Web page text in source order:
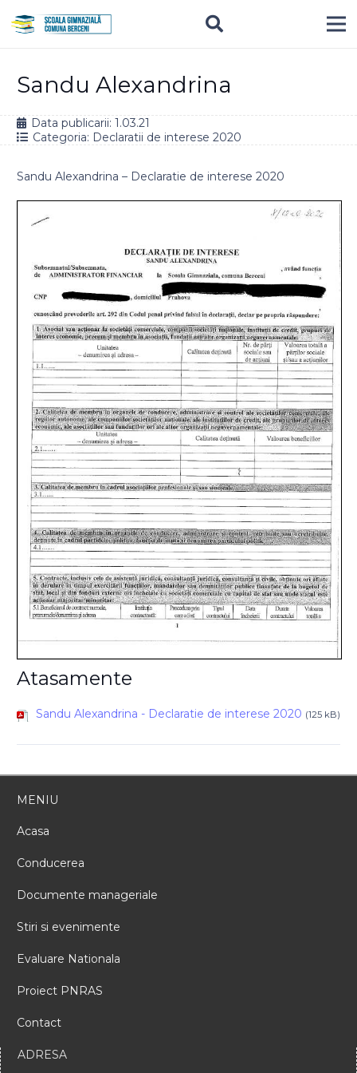
Sandu Alexandrina
Data publicarii: 1.03.21
Categoria: Declaratii de interese 2020
Sandu Alexandrina – Declaratie de interese 2020
Atasamente
Sandu Alexandrina - Declaratie de interese 2020 (125 kB)
MENIU
Acasa
Conducerea
Documente manageriale
Stiri si evenimente
Evaluare Nationala
Proiect PNRAS
Contact
ADRESA